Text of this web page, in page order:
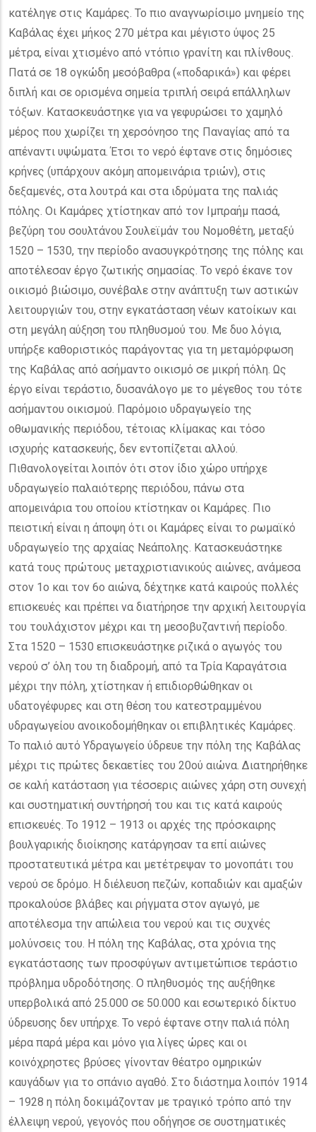
κατέληγε στις Καμάρες. Το πιο αναγνωρίσιμο μνημείο της
Καβάλας έχει μήκος 270 μέτρα και μέγιστο ύψος 25
μέτρα, είναι χτισμένο από ντόπιο γρανίτη και πλίνθους.
Πατά σε 18 ογκώδη μεσόβαθρα («ποδαρικά») και φέρει
διπλή και σε ορισμένα σημεία τριπλή σειρά επάλληλων
τόξων. Κατασκευάστηκε για να γεφυρώσει το χαμηλό
μέρος που χωρίζει τη χερσόνησο της Παναγίας από τα
απέναντι υψώματα. Έτσι το νερό έφτανε στις δημόσιες
κρήνες (υπάρχουν ακόμη απομεινάρια τριών), στις
δεξαμενές, στα λουτρά και στα ιδρύματα της παλιάς
πόλης. Οι Καμάρες χτίστηκαν από τον Ιμπραήμ πασά,
βεζύρη του σουλτάνου Σουλεϊμάν του Νομοθέτη, μεταξύ
1520 – 1530, την περίοδο ανασυγκρότησης της πόλης και
αποτέλεσαν έργο ζωτικής σημασίας. Το νερό έκανε τον
οικισμό βιώσιμο, συνέβαλε στην ανάπτυξη των αστικών
λειτουργιών του, στην εγκατάσταση νέων κατοίκων και
στη μεγάλη αύξηση του πληθυσμού του. Με δυο λόγια,
υπήρξε καθοριστικός παράγοντας για τη μεταμόρφωση
της Καβάλας από ασήμαντο οικισμό σε μικρή πόλη. Ως
έργο είναι τεράστιο, δυσανάλογο με το μέγεθος του τότε
ασήμαντου οικισμού. Παρόμοιο υδραγωγείο της
οθωμανικής περιόδου, τέτοιας κλίμακας και τόσο
ισχυρής κατασκευής, δεν εντοπίζεται αλλού.
Πιθανολογείται λοιπόν ότι στον ίδιο χώρο υπήρχε
υδραγωγείο παλαιότερης περιόδου, πάνω στα
απομεινάρια του οποίου κτίστηκαν οι Καμάρες. Πιο
πειστική είναι η άποψη ότι οι Καμάρες είναι το ρωμαϊκό
υδραγωγείο της αρχαίας Νεάπολης. Κατασκευάστηκε
κατά τους πρώτους μεταχριστιανικούς αιώνες, ανάμεσα
στον 1ο και τον 6ο αιώνα, δέχτηκε κατά καιρούς πολλές
επισκευές και πρέπει να διατήρησε την αρχική λειτουργία
του τουλάχιστον μέχρι και τη μεσοβυζαντινή περίοδο.
Στα 1520 – 1530 επισκευάστηκε ριζικά ο αγωγός του
νερού σ’ όλη του τη διαδρομή, από τα Τρία Καραγάτσια
μέχρι την πόλη, χτίστηκαν ή επιδιορθώθηκαν οι
υδατογέφυρες και στη θέση του κατεστραμμένου
υδραγωγείου ανοικοδομήθηκαν οι επιβλητικές Καμάρες.
Το παλιό αυτό Υδραγωγείο ύδρευε την πόλη της Καβάλας
μέχρι τις πρώτες δεκαετίες του 20ού αιώνα. Διατηρήθηκε
σε καλή κατάσταση για τέσσερις αιώνες χάρη στη συνεχή
και συστηματική συντήρησή του και τις κατά καιρούς
επισκευές. Το 1912 – 1913 οι αρχές της πρόσκαιρης
βουλγαρικής διοίκησης κατάργησαν τα επί αιώνες
προστατευτικά μέτρα και μετέτρεψαν το μονοπάτι του
νερού σε δρόμο. Η διέλευση πεζών, κοπαδιών και αμαξών
προκαλούσε βλάβες και ρήγματα στον αγωγό, με
αποτέλεσμα την απώλεια του νερού και τις συχνές
μολύνσεις του. Η πόλη της Καβάλας, στα χρόνια της
εγκατάστασης των προσφύγων αντιμετώπισε τεράστιο
πρόβλημα υδροδότησης. Ο πληθυσμός της αυξήθηκε
υπερβολικά από 25.000 σε 50.000 και εσωτερικό δίκτυο
ύδρευσης δεν υπήρχε. Το νερό έφτανε στην παλιά πόλη
μέρα παρά μέρα και μόνο για λίγες ώρες και οι
κοινόχρηστες βρύσες γίνονταν θέατρο ομηρικών
καυγάδων για το σπάνιο αγαθό. Στο διάστημα λοιπόν 1914
– 1928 η πόλη δοκιμάζονταν με τραγικό τρόπο από την
έλλειψη νερού, γεγονός που οδήγησε σε συστηματικές